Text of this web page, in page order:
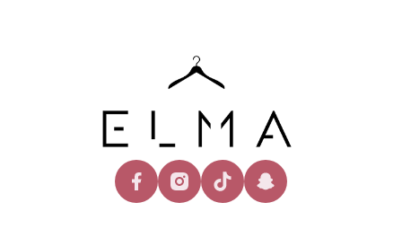
facebookinstagramtiktok snapchat